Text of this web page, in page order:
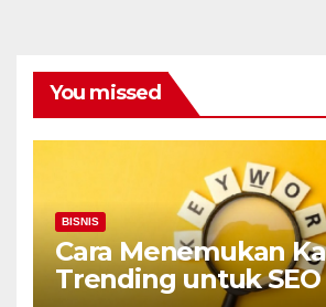
You missed
BISNIS
Cara Menemukan
Trending untuk SEO